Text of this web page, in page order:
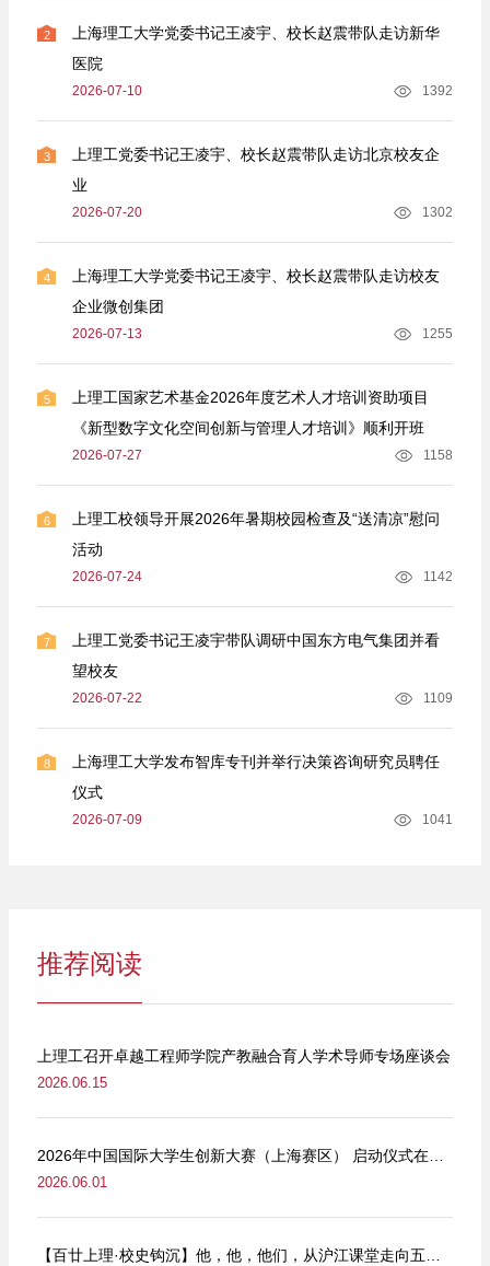
2
上海理工大学党委书记王凌宇、校长赵震带队走访新华
医院
2026-07-10 1392
3
上理工党委书记王凌宇、校长赵震带队走访北京校友企
业
2026-07-20 1302
4
上海理工大学党委书记王凌宇、校长赵震带队走访校友
企业微创集团
2026-07-13 1255
5
上理工国家艺术基金2026年度艺术人才培训资助项目
《新型数字文化空间创新与管理人才培训》顺利开班
2026-07-27 1158
6
上理工校领导开展2026年暑期校园检查及“送清凉”慰问
活动
2026-07-24 1142
7
上理工党委书记王凌宇带队调研中国东方电气集团并看
望校友
2026-07-22 1109
8
上海理工大学发布智库专刊并举行决策咨询研究员聘任
仪式
2026-07-09 1041
推荐阅读
上理工召开卓越工程师学院产教融合育人学术导师专场座谈会
2026.06.15
2026年中国国际大学生创新大赛（上海赛区） 启动仪式在我校举行
2026.06.01
【百廿上理·校史钩沉】他，他，他们，从沪江课堂走向五卅街头